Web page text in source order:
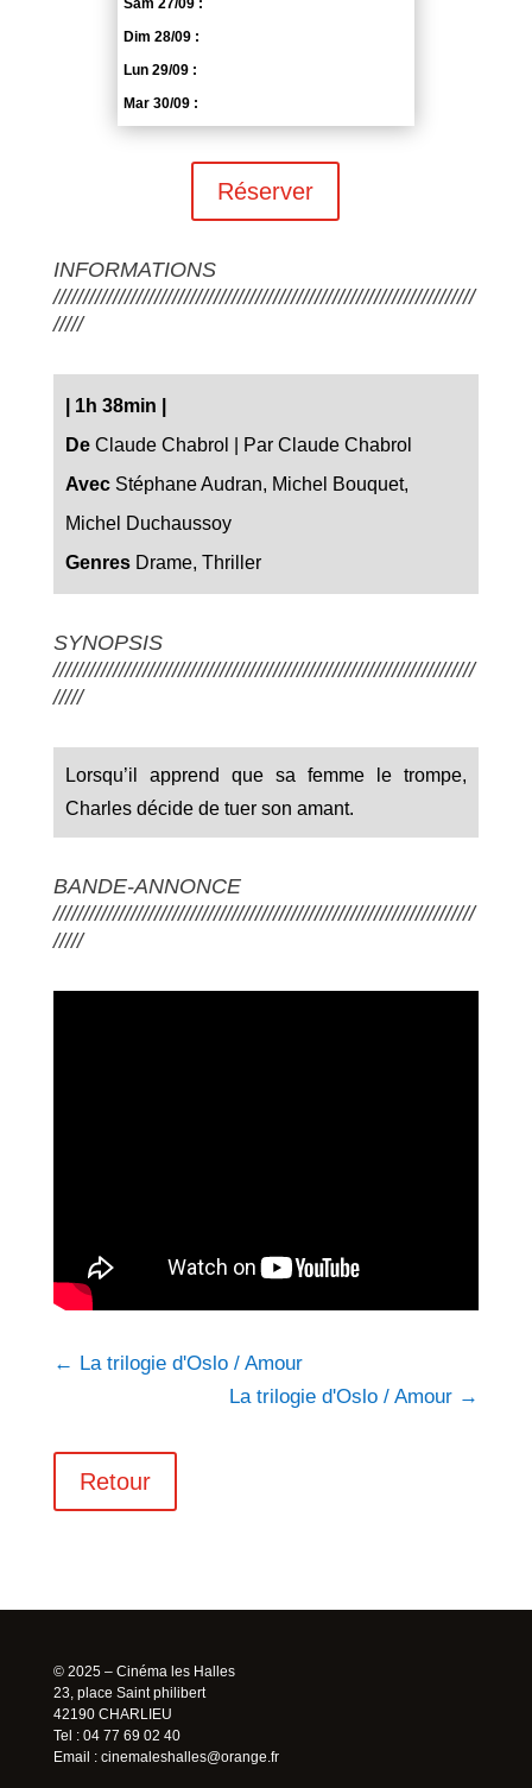
Dim 28/09 :
Lun 29/09 :
Mar 30/09 :
Réserver
INFORMATIONS
///////////////////////////////////////////////////////////////////////
/////
| 1h 38min |
DeClaude Chabrol | Par Claude Chabrol
AvecStéphane Audran, Michel Bouquet,
Michel Duchaussoy
GenresDrame, Thriller
SYNOPSIS
///////////////////////////////////////////////////////////////////////
/////
Lorsqu’il apprend que sa femme le trompe,
Charles décide de tuer son amant.
BANDE-ANNONCE
///////////////////////////////////////////////////////////////////////
/////
← La trilogie d'Oslo / Amour
La trilogie d'Oslo / Amour →
Retour
© 2025 – Cinéma les Halles
23, place Saint philibert
42190 CHARLIEU
Tel : 04 77 69 02 40
Email : cinemaleshalles@orange.fr